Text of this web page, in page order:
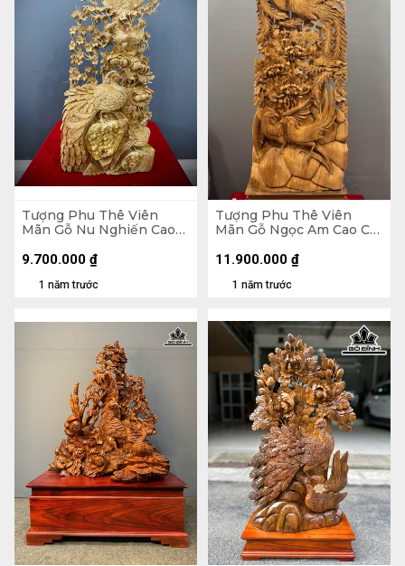
Tượng Phu Thê Viên
Mãn Gỗ Nu Nghiến Cao
1 năm trước
9.700.000 ₫
Tượng Phu Thê Viên
Mãn Gỗ Ngọc Am Cao Cả
(cm) - Kỷ Cao 15
1 năm trước
11.900.000 ₫